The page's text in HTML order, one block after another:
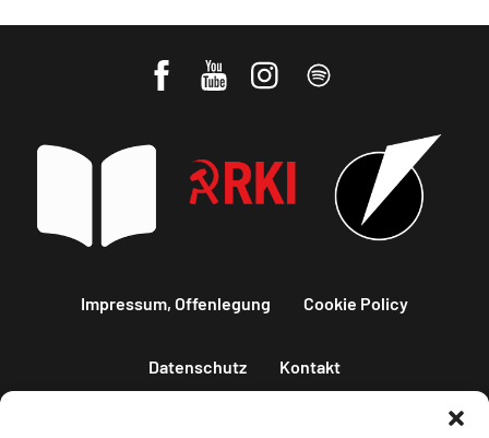
Impressum, Offenlegung Cookie Policy
Datenschutz Kontakt